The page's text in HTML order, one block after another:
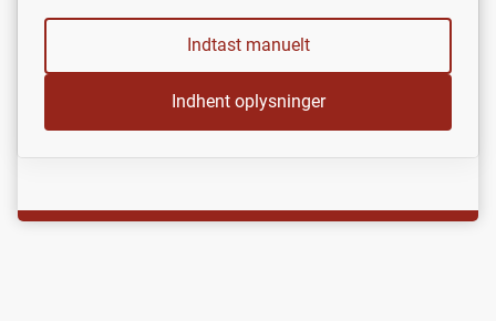
Indtast manuelt
Indhent oplysninger